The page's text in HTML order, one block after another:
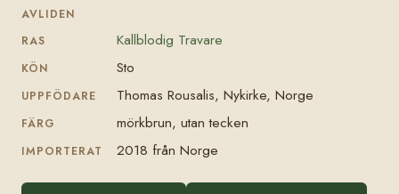
AVLIDEN
RAS
Kallblodig Travare
KÖN Sto
UPPFÖDARE Thomas Rousalis, Nykirke, Norge
FÄRG mörkbrun, utan tecken
IMPORTERAT 2018 från Norge